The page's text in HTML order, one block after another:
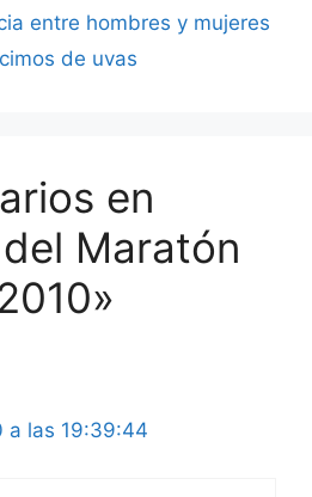
entre hombres y mujeres
de uvas
en
Maratón
a las 19:39:44